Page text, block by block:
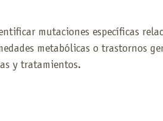
mutaciones específicas
metabólicas o trastornos
y tratamientos.